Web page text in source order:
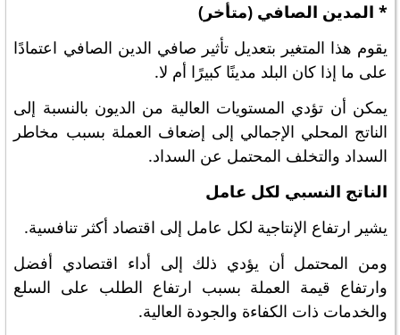
* المدين الصافي (متأخر)
يقوم هذا المتغير بتعديل تأثير صافي الدين الصافي اعتمادًا
على ما إذا كان البلد مدينًا كبيرًا أم لا.
يمكن أن تؤدي المستويات العالية من الديون بالنسبة إلى
الناتج المحلي الإجمالي إلى إضعاف العملة بسبب مخاطر
السداد والتخلف المحتمل عن السداد.
الناتج النسبي لكل عامل
يشير ارتفاع الإنتاجية لكل عامل إلى اقتصاد أكثر تنافسية.
ومن المحتمل أن يؤدي ذلك إلى أداء اقتصادي أفضل
وارتفاع قيمة العملة بسبب ارتفاع الطلب على السلع
والخدمات ذات الكفاءة والجودة العالية.